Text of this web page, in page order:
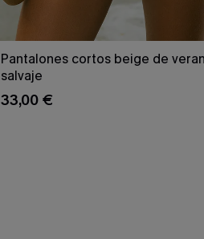
Pantalones cortos beige de
salvaje
33,00 €